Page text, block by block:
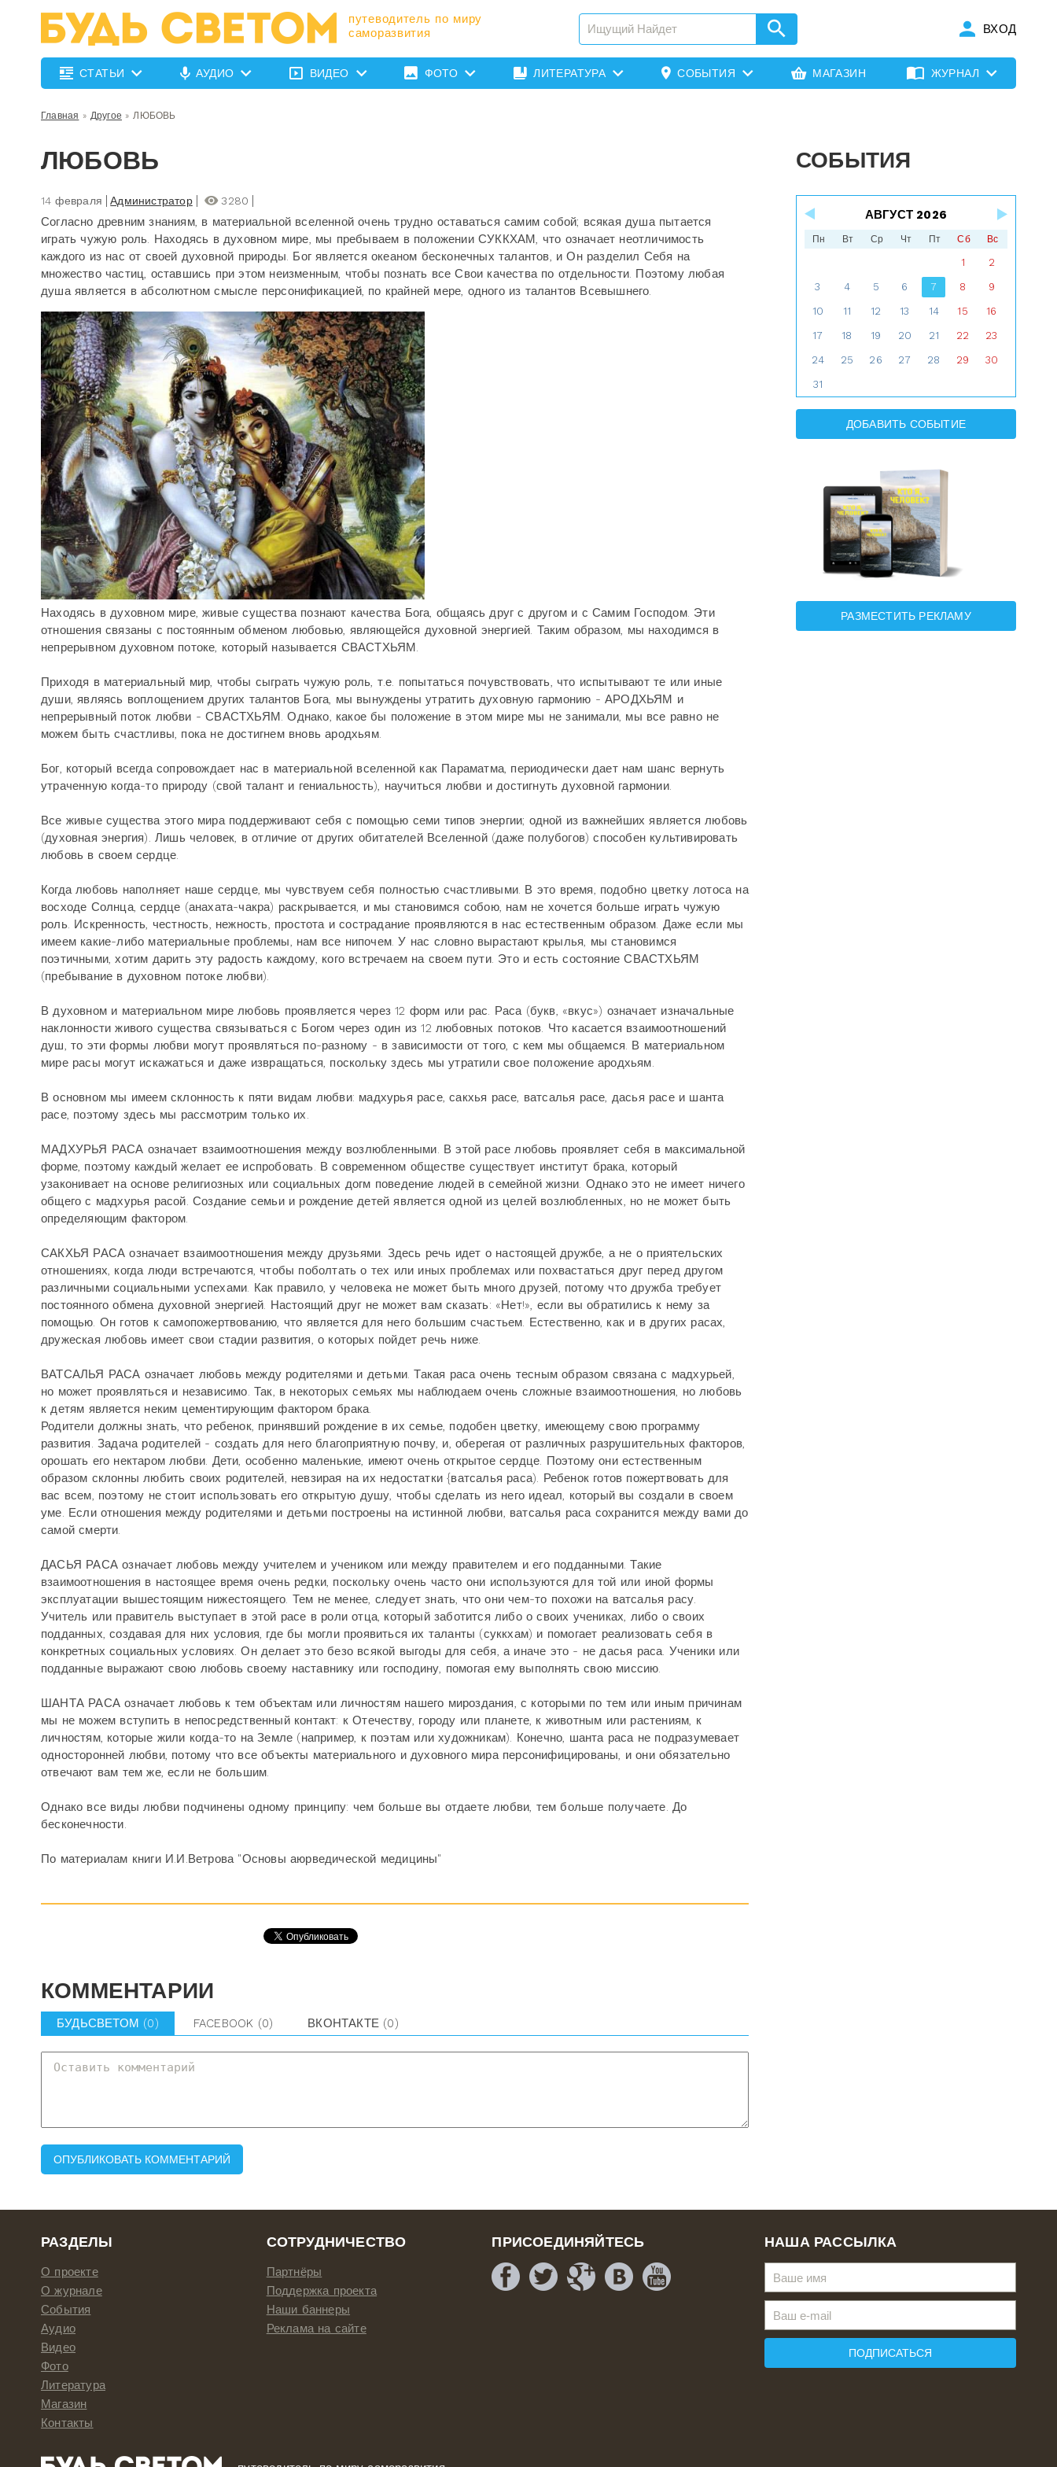
путеводитель по миру
саморазвития
ВХОД
СТАТЬИ АУДИО ВИДЕО ФОТО ЛИТЕРАТУРА СОБЫТИЯ МАГАЗИН ЖУРНАЛ
Главная » Другое » ЛЮБОВЬ
ЛЮБОВЬ
14 февраля Администратор 3280
Согласно древним знаниям, в материальной вселенной очень трудно оставаться самим собой; всякая душа пытается
играть чужую роль. Находясь в духовном мире, мы пребываем в положении СУККХАМ, что означает неотличимость
каждого из нас от своей духовной природы. Бог является океаном бесконечных талантов, и Он разделил Себя на
множество частиц, оставшись при этом неизменным, чтобы познать все Свои качества по отдельности. Поэтому любая
душа является в абсолютном смысле персонификацией, по крайней мере, одного из талантов Всевышнего.
Находясь в духовном мире, живые существа познают качества Бога, общаясь друг с другом и с Самим Господом. Эти
отношения связаны с постоянным обменом любовью, являющейся духовной энергией. Таким образом, мы находимся в
непрерывном духовном потоке, который называется СВАСТХЬЯМ.
Приходя в материальный мир, чтобы сыграть чужую роль, т.е. попытаться почувствовать, что испытывают те или иные
души, являясь воплощением других талантов Бога, мы вынуждены утратить духовную гармонию - АРОДХЬЯМ и
непрерывный поток любви - СВАСТХЬЯМ. Однако, какое бы положение в этом мире мы не занимали, мы все равно не
можем быть счастливы, пока не достигнем вновь ародхьям.
Бог, который всегда сопровождает нас в материальной вселенной как Параматма, периодически дает нам шанс вернуть
утраченную когда-то природу (свой талант и гениальность), научиться любви и достигнуть духовной гармонии.
Все живые существа этого мира поддерживают себя с помощью семи типов энергии; одной из важнейших является любовь
(духовная энергия). Лишь человек, в отличие от других обитателей Вселенной (даже полубогов) способен культивировать
любовь в своем сердце.
Когда любовь наполняет наше сердце, мы чувствуем себя полностью счастливыми. В это время, подобно цветку лотоса на
восходе Солнца, сердце (анахата-чакра) раскрывается, и мы становимся собою, нам не хочется больше играть чужую
роль. Искренность, честность, нежность, простота и сострадание проявляются в нас естественным образом. Даже если мы
имеем какие-либо материальные проблемы, нам все нипочем. У нас словно вырастают крылья, мы становимся
поэтичными, хотим дарить эту радость каждому, кого встречаем на своем пути. Это и есть состояние СВАСТХЬЯМ
(пребывание в духовном потоке любви).
В духовном и материальном мире любовь проявляется через 12 форм или рас. Раса (букв, «вкус») означает изначальные
наклонности живого существа связываться с Богом через один из 12 любовных потоков. Что касается взаимоотношений
душ, то эти формы любви могут проявляться по-разному - в зависимости от того, с кем мы общаемся. В материальном
мире расы могут искажаться и даже извращаться, поскольку здесь мы утратили свое положение ародхьям.
В основном мы имеем склонность к пяти видам любви: мадхурья расе, сакхья расе, ватсалья расе, дасья расе и шанта
расе, поэтому здесь мы рассмотрим только их.
МАДХУРЬЯ РАСА означает взаимоотношения между возлюбленными. В этой расе любовь проявляет себя в максимальной
форме, поэтому каждый желает ее испробовать. В современном обществе существует институт брака, который
узаконивает на основе религиозных или социальных догм поведение людей в семейной жизни. Однако это не имеет ничего
общего с мадхурья расой. Создание семьи и рождение детей является одной из целей возлюбленных, но не может быть
определяющим фактором.
САКХЬЯ РАСА означает взаимоотношения между друзьями. Здесь речь идет о настоящей дружбе, а не о приятельских
отношениях, когда люди встречаются, чтобы поболтать о тех или иных проблемах или похвастаться друг перед другом
различными социальными успехами. Как правило, у человека не может быть много друзей, потому что дружба требует
постоянного обмена духовной энергией. Настоящий друг не может вам сказать: «Нет!», если вы обратились к нему за
помощью. Он готов к самопожертвованию, что является для него большим счастьем. Естественно, как и в других расах,
дружеская любовь имеет свои стадии развития, о которых пойдет речь ниже.
ВАТСАЛЬЯ РАСА означает любовь между родителями и детьми. Такая раса очень тесным образом связана с мадхурьей,
но может проявляться и независимо. Так, в некоторых семьях мы наблюдаем очень сложные взаимоотношения, но любовь
к детям является неким цементирующим фактором брака.
Родители должны знать, что ребенок, принявший рождение в их семье, подобен цветку, имеющему свою программу
развития. Задача родителей - создать для него благоприятную почву, и, оберегая от различных разрушительных факторов,
орошать его нектаром любви. Дети, особенно маленькие, имеют очень открытое сердце. Поэтому они естественным
образом склонны любить своих родителей, невзирая на их недостатки {ватсалья раса). Ребенок готов пожертвовать для
вас всем, поэтому не стоит использовать его открытую душу, чтобы сделать из него идеал, который вы создали в своем
уме. Если отношения между родителями и детьми построены на истинной любви, ватсалья раса сохранится между вами до
самой смерти.
ДАСЬЯ РАСА означает любовь между учителем и учеником или между правителем и его подданными. Такие
взаимоотношения в настоящее время очень редки, поскольку очень часто они используются для той или иной формы
эксплуатации вышестоящим нижестоящего. Тем не менее, следует знать, что они чем-то похожи на ватсалья расу.
Учитель или правитель выступает в этой расе в роли отца, который заботится либо о своих учениках, либо о своих
подданных, создавая для них условия, где бы могли проявиться их таланты (суккхам) и помогает реализовать себя в
конкретных социальных условиях. Он делает это безо всякой выгоды для себя, а иначе это - не дасья раса. Ученики или
подданные выражают свою любовь своему наставнику или господину, помогая ему выполнять свою миссию.
ШАНТА РАСА означает любовь к тем объектам или личностям нашего мироздания, с которыми по тем или иным причинам
мы не можем вступить в непосредственный контакт: к Отечеству, городу или планете, к животным или растениям, к
личностям, которые жили когда-то на Земле (например, к поэтам или художникам). Конечно, шанта раса не подразумевает
односторонней любви, потому что все объекты материального и духовного мира персонифицированы, и они обязательно
отвечают вам тем же, если не большим.
Однако все виды любви подчинены одному принципу: чем больше вы отдаете любви, тем больше получаете. До
бесконечности.
По материалам книги И.И.Ветрова "Основы аюрведической медицины"
КОММЕНТАРИИ
БУДЬСВЕТОМ (0) FACEBOOK (0) ВКОНТАКТЕ (0)
СОБЫТИЯ
АВГУСТ 2026
Пн Вт Ср Чт Пт Сб Вс
1 2
3 4 5 6 7 8 9
10 11 12 13 14 15 16
17 18 19 20 21 22 23
24 25 26 27 28 29 30
31
ДОБАВИТЬ СОБЫТИЕ
РАЗМЕСТИТЬ РЕКЛАМУ
РАЗДЕЛЫ
О проекте
О журнале
События
Аудио
Видео
Фото
Литература
Магазин
Контакты
СОТРУДНИЧЕСТВО
Партнёры
Поддержка проекта
Наши баннеры
Реклама на сайте
ПРИСОЕДИНЯЙТЕСЬ НАША РАССЫЛКА
ПОДПИСАТЬСЯ